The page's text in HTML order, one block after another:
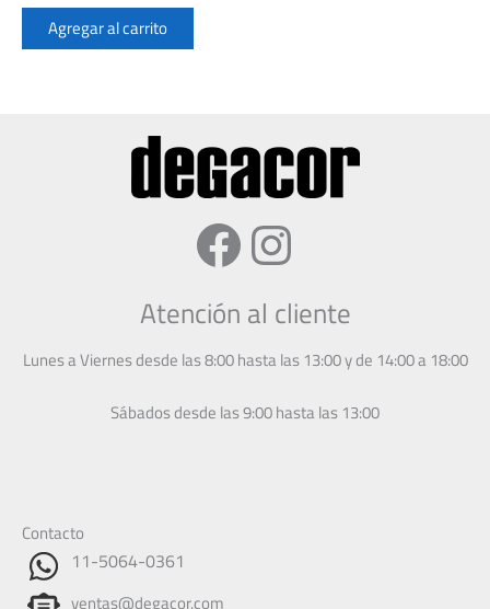
Agregar al carrito
Facebook
Instagram
Atención al cliente
Lunes a Viernes desde las 8:00 hasta las 13:00 y de 14:00 a 18:00
Sábados desde las 9:00 hasta las 13:00
Contacto
11-5064-0361
ventas@degacor.com